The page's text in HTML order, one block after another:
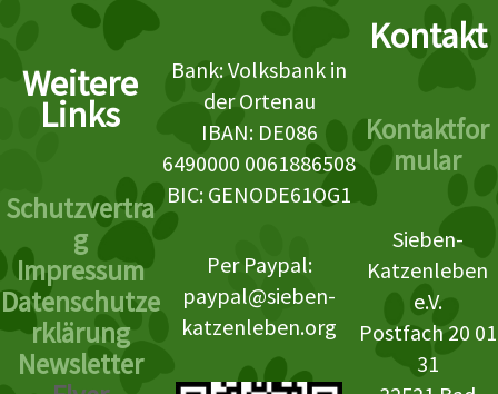
Weitere
Links
Schutzvertra
g
Impressum
Datenschutze
rklärung
Newsletter
Bank: Volksbank in
der Ortenau
IBAN: DE086
6490000 0061886508
BIC: GENODE61OG1
Per Paypal:
paypal@sieben-
katzenleben.org
Kontakt
Kontaktfor
mular
Sieben-
Katzenleben
e.V.
Postfach 20 01
31